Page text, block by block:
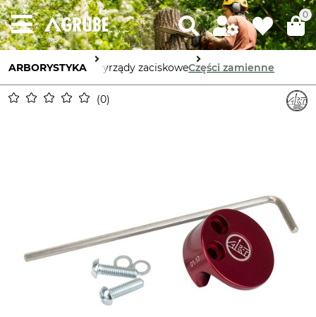
0
ARBORYSTYKA Przyrządy zaciskoweCzęści zamienne
0